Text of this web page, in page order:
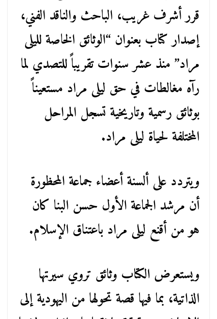
قرر أشرف غريب، الباحث والناقد الفني،
إصدار كتاب بعنوان “الوثائق الخاصة لليلى
مراد” منذ عشر سنوات تقريباً للتصدي لما
رآه مغالطات في حق ليلى مراد مستعيناً
بوثائق رسمية وتاريخية تسجل المراحل
المختلفة لحياة ليلى مراد.
ويتردد على ألسنة أعضاء جماعة المحظورة
أن مرشد الجماعة الأول حسن البنا كان
هو من أقنع ليلى مراد باعتناق الإسلام.
ويستعرض الكتاب وثائق تروي سيرتها
الذاتية، بما فيها قصة تحولها من اليهودية إلى